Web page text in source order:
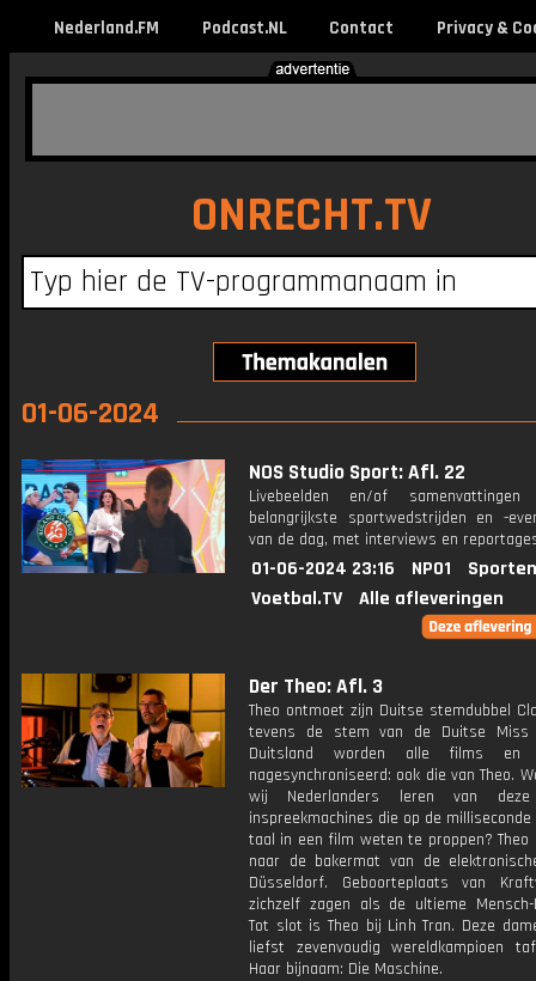
Nederland.FM Podcast.NL Contact Privacy &
ONRECHT.TV
01-06-2024
NOS Studio Sport: Afl. 22
Livebeelden en/of
belangrijkste sportwedstrijden en -
van de dag, met interviews en
01-06-2024 23:16 NPO1
Voetbal.TV
Alle afleveringen
Der Theo: Afl. 3
Theo ontmoet zijn Duitse stemdubbel
tevens de stem van de Duitse Miss
Duitsland worden alle films en
nagesynchroniseerd: ook die van Theo.
wij Nederlanders leren van deze
inspreekmachines die op de
taal in een film weten te proppen? Theo
naar de bakermat van de
Düsseldorf. Geboorteplaats van
zichzelf zagen als de ultieme Mensch-
Tot slot is Theo bij Linh Tran. Deze
liefst zevenvoudig wereldkampioen
Haar bijnaam: Die Maschine.